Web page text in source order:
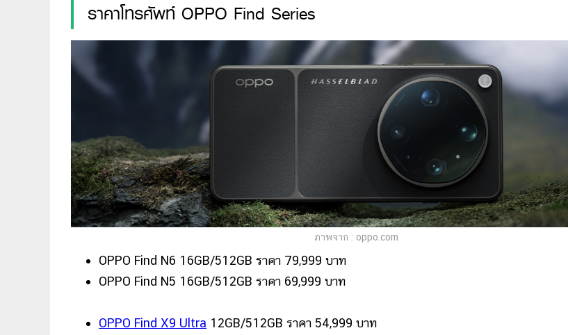
ราคาโทรศัพท์ OPPO Find Series
ภาพจาก : oppo.com
OPPO Find N6 16GB/512GB ราคา 79,999 บาท
OPPO Find N5 16GB/512GB ราคา 69,999 บาท
OPPO Find X9 Ultra 12GB/512GB ราคา 54,999 บาท